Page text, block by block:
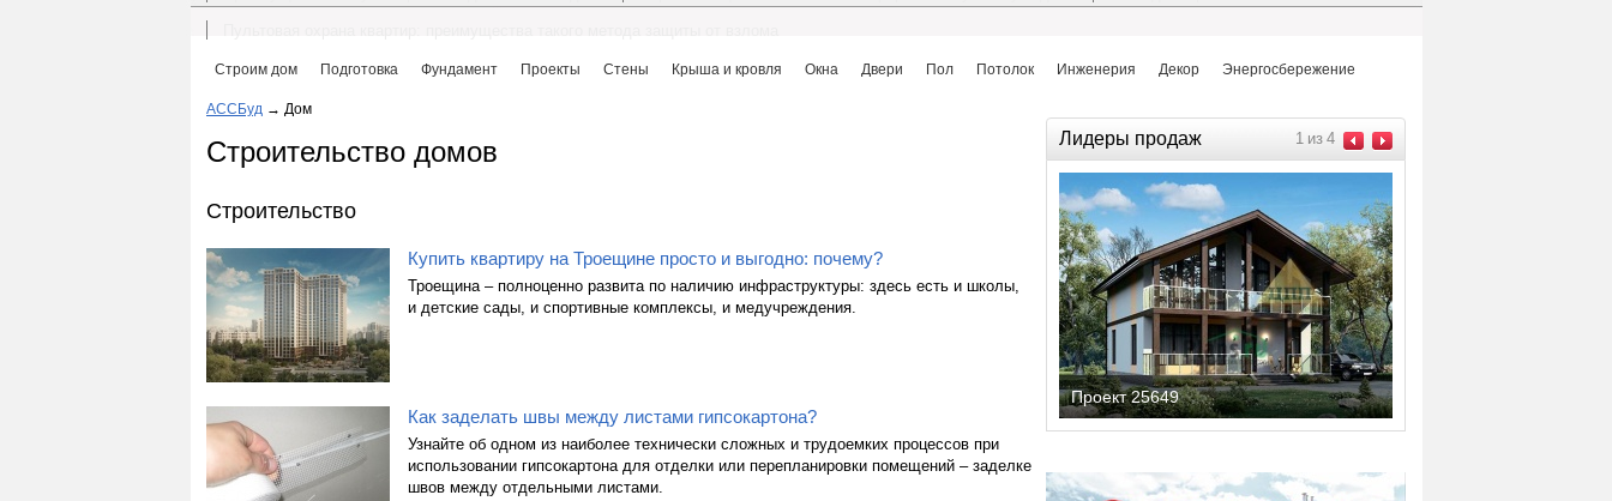
Строим дом Подготовка Фундамент Проекты Стены Крыша и кровля Окна Двери Пол Потолок Инженерия Декор Энергосбережение
АССБуд → Дом
Строительство домов
Строительство
Купить квартиру на Троещине просто и выгодно: почему?
Троещина – полноценно развита по наличию инфраструктуры: здесь есть и школы,
и детские сады, и спортивные комплексы, и медучреждения.
Как заделать швы между листами гипсокартона?
Узнайте об одном из наиболее технически сложных и трудоемких процессов при
использовании гипсокартона для отделки или перепланировки помещений – заделке
швов между отдельными листами.
Лидеры продаж 1 из 4
Проект 25649